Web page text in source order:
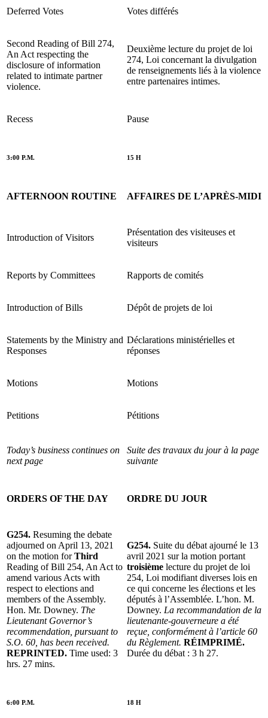
Deferred Votes Votes différés
Second Reading of Bill 274,
An Act respecting the
disclosure of information
related to intimate partner
violence.
Deuxième lecture du projet de loi
274, Loi concernant la divulgation
de renseignements liés à la violence
entre partenaires intimes.
Recess Pause
3:00 P.M. 15 H
AFTERNOON ROUTINE AFFAIRES DE L’APRÈS-MIDI
Introduction of Visitors
Présentation des visiteuses et
visiteurs
Reports by Committees Rapports de comités
Introduction of Bills Dépôt de projets de loi
Statements by the Ministry and
Responses
Déclarations ministérielles et
réponses
Motions Motions
Petitions Pétitions
Today’s business continues on
next page
Suite des travaux du jour à la page
suivante
ORDERS OF THE DAY ORDRE DU JOUR
G254. Resuming the debate
adjourned on April 13, 2021
on the motion forThird
Reading of Bill 254, An Act to
amend various Acts with
respect to elections and
members of the Assembly.
Hon. Mr. Downey. The
Lieutenant Governor’s
recommendation, pursuant to
S.O. 60, has been received.
REPRINTED. Time used: 3
hrs. 27 mins.
G254. Suite du débat ajourné le 13
avril 2021 sur la motion portant
troisième lecture du projet de loi
254, Loi modifiant diverses lois en
ce qui concerne les élections et les
députés à l’Assemblée. L’hon. M.
Downey. La recommandation de la
lieutenante-gouverneure a été
reçue, conformément à l’article 60
du Règlement. RÉIMPRIMÉ.
Durée du débat : 3 h 27.
6:00 P.M. 18 H